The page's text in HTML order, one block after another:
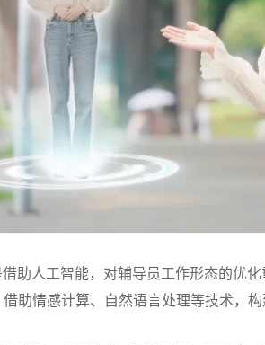
人工智能，对辅导员工作形态的优化
助情感计算、自然语言处理等技术，构